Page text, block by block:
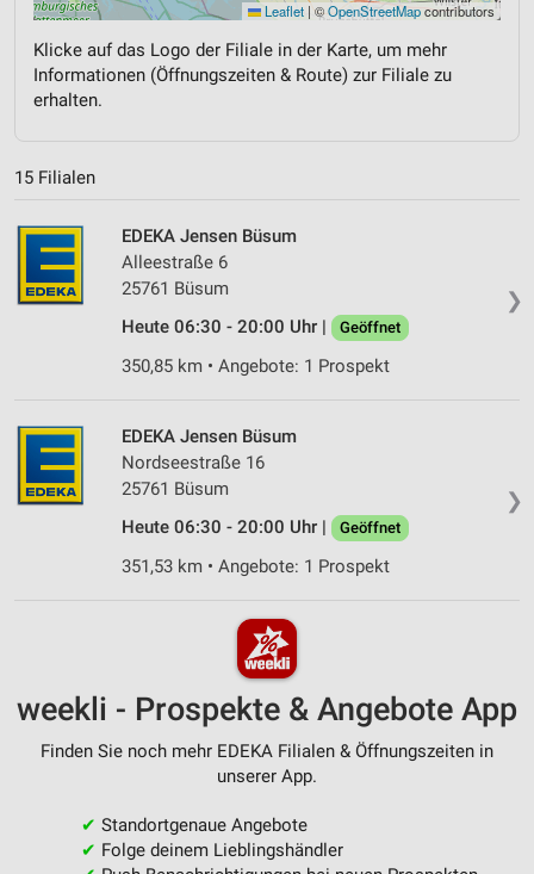
Leaflet | ©OpenStreetMapcontributors
Klicke auf das Logo der Filiale in der Karte, um mehr
Informationen (Öffnungszeiten & Route) zur Filiale zu
erhalten.
15 Filialen
❯
EDEKA Jensen Büsum
Alleestraße 6
25761 Büsum
Heute 06:30 - 20:00 Uhr |
Geöffnet
350,85 km • Angebote: 1 Prospekt
❯
EDEKA Jensen Büsum
Nordseestraße 16
25761 Büsum
Heute 06:30 - 20:00 Uhr |
Geöffnet
351,53 km • Angebote: 1 Prospekt
weekli - Prospekte & Angebote App
Finden Sie noch mehr EDEKA Filialen & Öffnungszeiten in
unserer App.
✔ Standortgenaue Angebote
✔ Folge deinem Lieblingshändler